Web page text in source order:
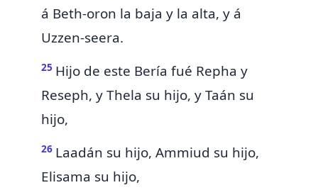
á Beth-oron la baja y la alta, y á
Uzzen-seera.
25 Hijo de este Bería fué Repha y
Reseph, y Thela su hijo, y Taán su
hijo,
26 Laadán su hijo, Ammiud su hijo,
Elisama su hijo,